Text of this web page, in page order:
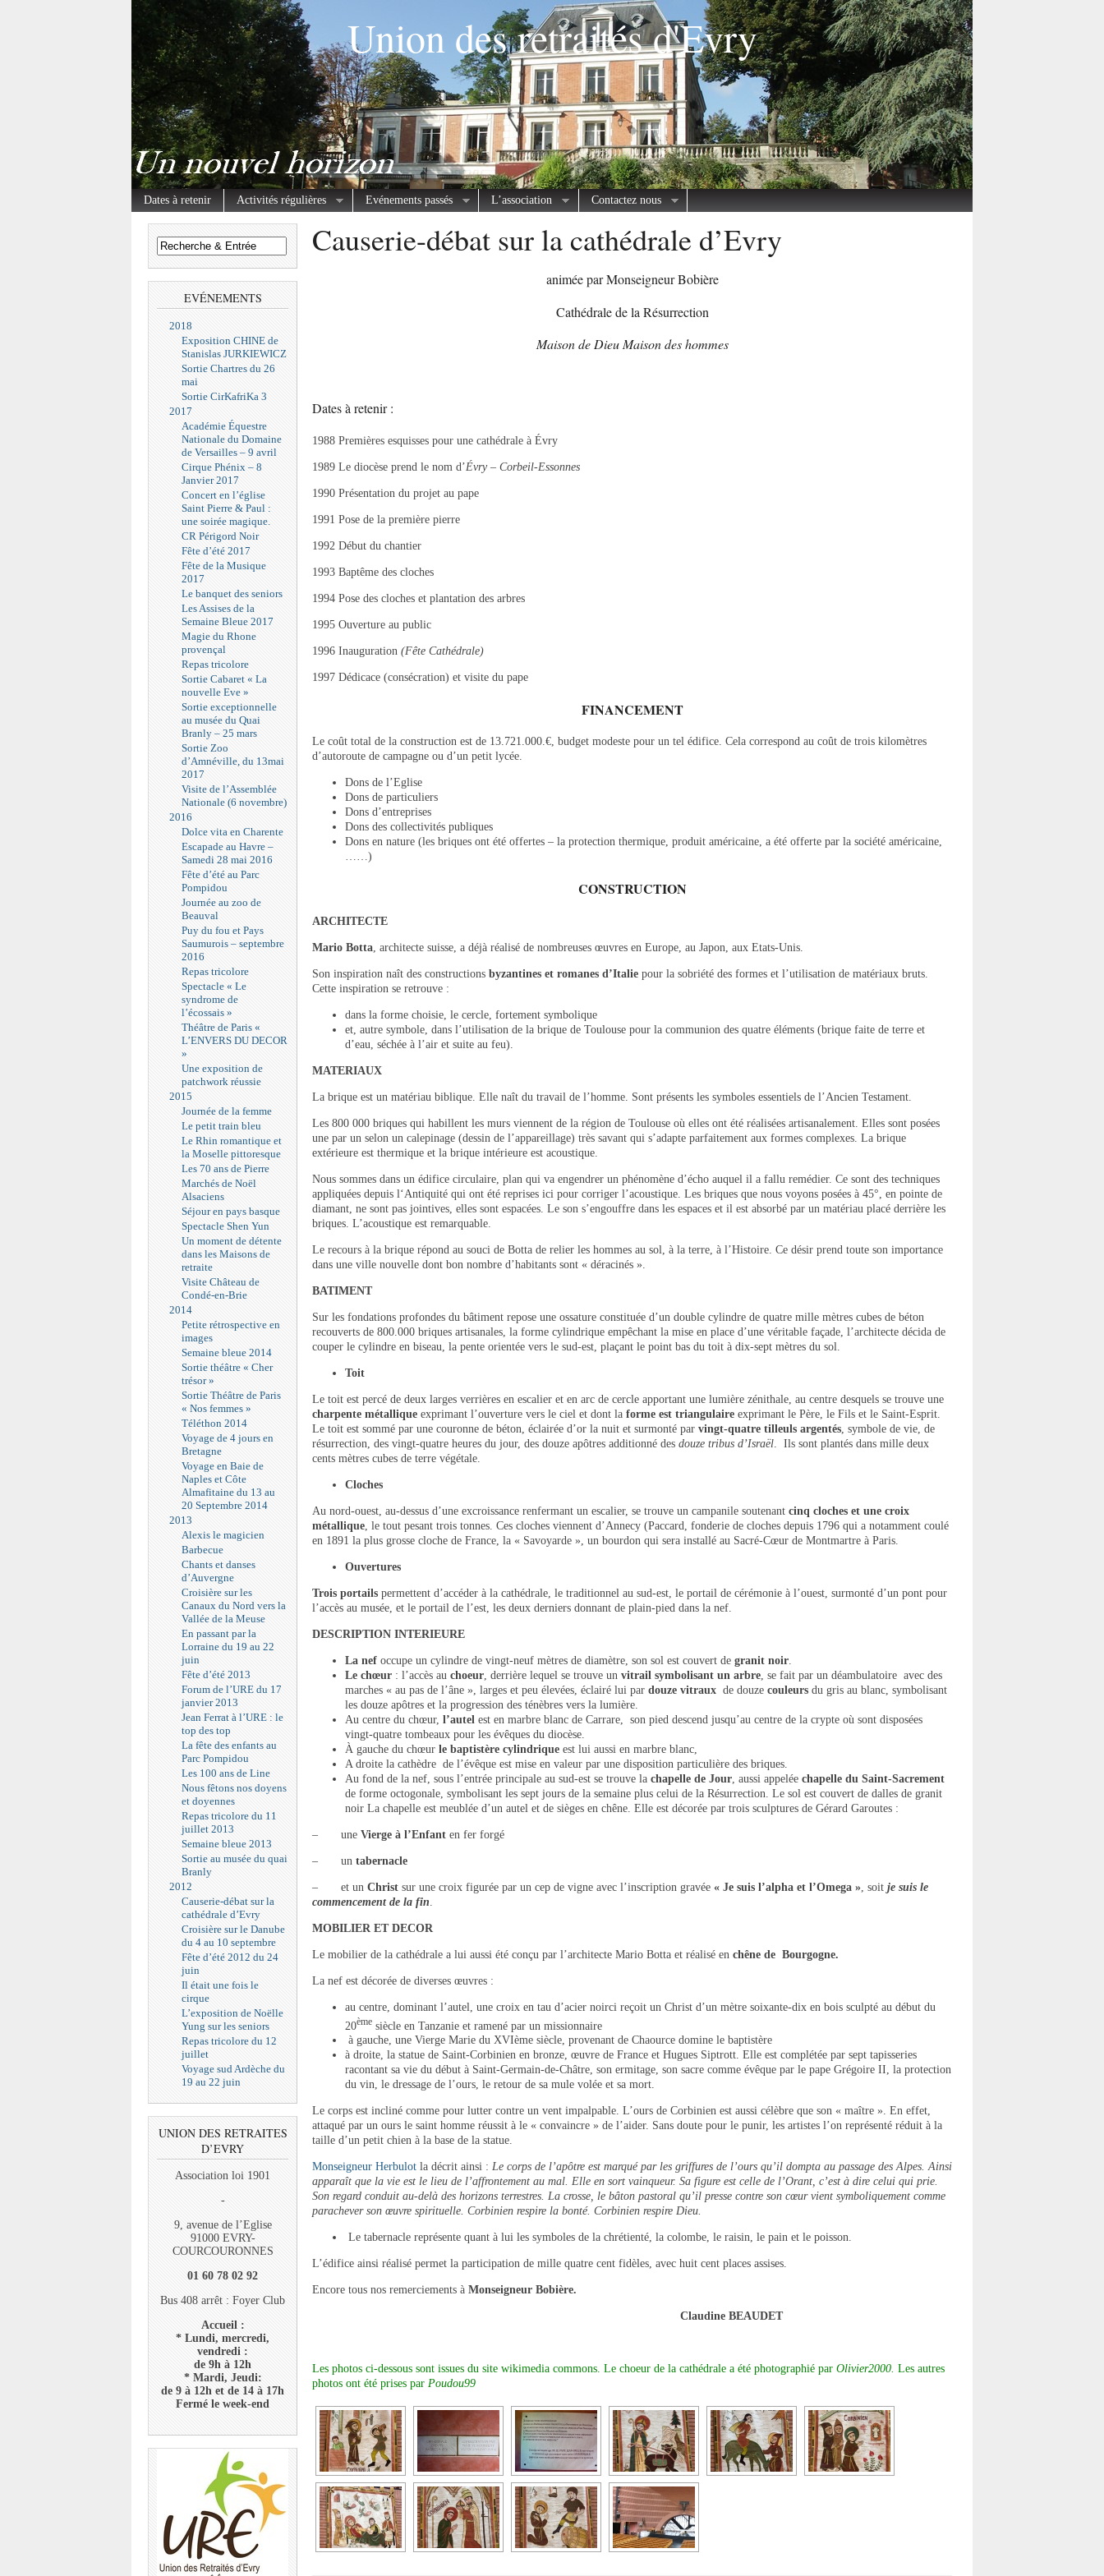
Union des retraités d'Evry
Dates à retenir Activités régulières Evénements passés L’association Contactez nous
EVÉNEMENTS
2018
Exposition CHINE de
Stanislas JURKIEWICZ
Sortie Chartres du 26
mai
Sortie CirKafriKa 3
2017
Académie Équestre
Nationale du Domaine
de Versailles – 9 avril
Cirque Phénix – 8
Janvier 2017
Concert en l’église
Saint Pierre & Paul :
une soirée magique.
CR Périgord Noir
Fête d’été 2017
Fête de la Musique
2017
Le banquet des seniors
Les Assises de la
Semaine Bleue 2017
Magie du Rhone
provençal
Repas tricolore
Sortie Cabaret « La
nouvelle Eve »
Sortie exceptionnelle
au musée du Quai
Branly – 25 mars
Sortie Zoo
d’Amnéville, du 13mai
2017
Visite de l’Assemblée
Nationale (6 novembre)
2016
Dolce vita en Charente
Escapade au Havre –
Samedi 28 mai 2016
Fête d’été au Parc
Pompidou
Journée au zoo de
Beauval
Puy du fou et Pays
Saumurois – septembre
2016
Repas tricolore
Spectacle « Le
syndrome de
l’écossais »
Théâtre de Paris «
L’ENVERS DU DECOR
»
Une exposition de
patchwork réussie
2015
Journée de la femme
Le petit train bleu
Le Rhin romantique et
la Moselle pittoresque
Les 70 ans de Pierre
Marchés de Noël
Alsaciens
Séjour en pays basque
Spectacle Shen Yun
Un moment de détente
dans les Maisons de
retraite
Visite Château de
Condé-en-Brie
2014
Petite rétrospective en
images
Semaine bleue 2014
Sortie théâtre « Cher
trésor »
Sortie Théâtre de Paris
« Nos femmes »
Téléthon 2014
Voyage de 4 jours en
Bretagne
Voyage en Baie de
Naples et Côte
Almafitaine du 13 au
20 Septembre 2014
2013
Alexis le magicien
Barbecue
Chants et danses
d’Auvergne
Croisière sur les
Canaux du Nord vers la
Vallée de la Meuse
En passant par la
Lorraine du 19 au 22
juin
Fête d’été 2013
Forum de l’URE du 17
janvier 2013
Jean Ferrat à l’URE : le
top des top
La fête des enfants au
Parc Pompidou
Les 100 ans de Line
Nous fêtons nos doyens
et doyennes
Repas tricolore du 11
juillet 2013
Semaine bleue 2013
Sortie au musée du quai
Branly
2012
Causerie-débat sur la
cathédrale d’Evry
Croisière sur le Danube
du 4 au 10 septembre
Fête d’été 2012 du 24
juin
Il était une fois le
cirque
L’exposition de Noëlle
Yung sur les seniors
Repas tricolore du 12
juillet
Voyage sud Ardèche du
19 au 22 juin
UNION DES RETRAITES
D’EVRY
Association loi 1901
-
9, avenue de l’Eglise
91000 EVRY-
COURCOURONNES
01 60 78 02 92
Bus 408 arrêt : Foyer Club
Accueil :
* Lundi, mercredi,
vendredi :
de 9h à 12h
* Mardi, Jeudi:
de 9 à 12h et de 14 à 17h
Fermé le week-end
Causerie-débat sur la cathédrale d’Evry
animée par Monseigneur Bobière
Cathédrale de la Résurrection
Maison de Dieu Maison des hommes
Dates à retenir :
1988 Premières esquisses pour une cathédrale à Évry
1989 Le diocèse prend le nom d’Évry – Corbeil-Essonnes
1990 Présentation du projet au pape
1991 Pose de la première pierre
1992 Début du chantier
1993 Baptême des cloches
1994 Pose des cloches et plantation des arbres
1995 Ouverture au public
1996 Inauguration (Fête Cathédrale)
1997 Dédicace (consécration) et visite du pape
FINANCEMENT
Le coût total de la construction est de 13.721.000.€, budget modeste pour un tel édifice. Cela correspond au coût de trois kilomètres
d’autoroute de campagne ou d’un petit lycée.
Dons de l’Eglise
Dons de particuliers
Dons d’entreprises
Dons des collectivités publiques
Dons en nature (les briques ont été offertes – la protection thermique, produit américaine, a été offerte par la société américaine,
……)
CONSTRUCTION
ARCHITECTE
Mario Botta , architecte suisse, a déjà réalisé de nombreuses œuvres en Europe, au Japon, aux Etats-Unis.
Son inspiration naît des constructions byzantines et romanes d’Italie pour la sobriété des formes et l’utilisation de matériaux bruts.
Cette inspiration se retrouve :
dans la forme choisie, le cercle, fortement symbolique
et, autre symbole, dans l’utilisation de la brique de Toulouse pour la communion des quatre éléments (brique faite de terre et
d’eau, séchée à l’air et suite au feu).
MATERIAUX
La brique est un matériau biblique. Elle naît du travail de l’homme. Sont présents les symboles essentiels de l’Ancien Testament.
Les 800 000 briques qui habillent les murs viennent de la région de Toulouse où elles ont été réalisées artisanalement. Elles sont posées
une par un selon un calepinage (dessin de l’appareillage) très savant qui s’adapte parfaitement aux formes complexes. La brique
extérieure est thermique et la brique intérieure est acoustique.
Nous sommes dans un édifice circulaire, plan qui va engendrer un phénomène d’écho auquel il a fallu remédier. Ce sont des techniques
appliquées depuis l‘Antiquité qui ont été reprises ici pour corriger l’acoustique. Les briques que nous voyons posées à 45°, en pointe de
diamant, ne sont pas jointives, elles sont espacées. Le son s’engouffre dans les espaces et il est absorbé par un matériau placé derrière les
briques. L’acoustique est remarquable.
Le recours à la brique répond au souci de Botta de relier les hommes au sol, à la terre, à l’Histoire. Ce désir prend toute son importance
dans une ville nouvelle dont bon nombre d’habitants sont « déracinés ».
BATIMENT
Sur les fondations profondes du bâtiment repose une ossature constituée d’un double cylindre de quatre mille mètres cubes de béton
recouverts de 800.000 briques artisanales, la forme cylindrique empêchant la mise en place d’une véritable façade, l’architecte décida de
couper le cylindre en biseau, la pente orientée vers le sud-est, plaçant le point bas du toit à dix-sept mètres du sol.
Toit
Le toit est percé de deux larges verrières en escalier et en arc de cercle apportant une lumière zénithale, au centre desquels se trouve une
charpente métallique exprimant l’ouverture vers le ciel et dont la forme est triangulaire exprimant le Père, le Fils et le Saint-Esprit.
Le toit est sommé par une couronne de béton, éclairée d’or la nuit et surmonté par vingt-quatre tilleuls argentés , symbole de vie, de
résurrection, des vingt-quatre heures du jour, des douze apôtres additionné des douze tribus d’Israël . Ils sont plantés dans mille deux
cents mètres cubes de terre végétale.
Cloches
Au nord-ouest, au-dessus d’une excroissance renfermant un escalier, se trouve un campanile soutenant cinq cloches et une croix
métallique , le tout pesant trois tonnes. Ces cloches viennent d’Annecy (Paccard, fonderie de cloches depuis 1796 qui a notamment coulé
en 1891 la plus grosse cloche de France, la « Savoyarde », un bourdon qui sera installé au Sacré-Cœur de Montmartre à Paris.
Ouvertures
Trois portails permettent d’accéder à la cathédrale, le traditionnel au sud-est, le portail de cérémonie à l’ouest, surmonté d’un pont pour
l’accès au musée, et le portail de l’est, les deux derniers donnant de plain-pied dans la nef.
DESCRIPTION INTERIEURE
La nef occupe un cylindre de vingt-neuf mètres de diamètre, son sol est couvert de granit noir
Le chœur : l’accès au choeur , derrière lequel se trouve un vitrail symbolisant un arbre , se fait par un déambulatoire avec des
marches « au pas de l’âne », larges et peu élevées, éclairé lui par douze vitraux de douze couleurs du gris au blanc, symbolisant
les douze apôtres et la progression des ténèbres vers la lumière.
Au centre du chœur, l’autel est en marbre blanc de Carrare, son pied descend jusqu’au centre de la crypte où sont disposées
vingt-quatre tombeaux pour les évêques du diocèse.
À gauche du chœur le baptistère cylindrique est lui aussi en marbre blanc,
A droite la cathèdre de l’évêque est mise en valeur par une disposition particulière des briques.
Au fond de la nef, sous l’entrée principale au sud-est se trouve la chapelle de Jour , aussi appelée chapelle du Saint-Sacrement
de forme octogonale, symbolisant les sept jours de la semaine plus celui de la Résurrection. Le sol est couvert de dalles de granit
noir La chapelle est meublée d’un autel et de sièges en chêne. Elle est décorée par trois sculptures de Gérard Garoutes :
– une Vierge à l’Enfant en fer forgé
– un tabernacle
– et un Christ sur une croix figurée par un cep de vigne avec l’inscription gravée « Je suis l’alpha et l’Omega » , soit je suis le
commencement de la fin
MOBILIER ET DECOR
Le mobilier de la cathédrale a lui aussi été conçu par l’architecte Mario Botta et réalisé en chêne de Bourgogne.
La nef est décorée de diverses œuvres :
au centre, dominant l’autel, une croix en tau d’acier noirci reçoit un Christ d’un mètre soixante-dix en bois sculpté au début du
20ème siècle en Tanzanie et ramené par un missionnaire
à gauche, une Vierge Marie du XVIème siècle, provenant de Chaource domine le baptistère
à droite, la statue de Saint-Corbinien en bronze, œuvre de France et Hugues Siptrott. Elle est complétée par sept tapisseries
racontant sa vie du début à Saint-Germain-de-Châtre, son ermitage, son sacre comme évêque par le pape Grégoire II, la protection
du vin, le dressage de l’ours, le retour de sa mule volée et sa mort.
Le corps est incliné comme pour lutter contre un vent impalpable. L’ours de Corbinien est aussi célèbre que son « maître ». En effet,
attaqué par un ours le saint homme réussit à le « convaincre » de l’aider. Sans doute pour le punir, les artistes l’on représenté réduit à la
taille d’un petit chien à la base de la statue.
Monseigneur Herbulot la décrit ainsi : Le corps de l’apôtre est marqué par les griffures de l’ours qu’il dompta au passage des Alpes. Ainsi
apparaît que la vie est le lieu de l’affrontement au mal. Elle en sort vainqueur. Sa figure est celle de l’Orant, c’est à dire celui qui prie.
Son regard conduit au-delà des horizons terrestres. La crosse, le bâton pastoral qu’il presse contre son cœur vient symboliquement comme
parachever son œuvre spirituelle. Corbinien respire la bonté. Corbinien respire Dieu.
Le tabernacle représente quant à lui les symboles de la chrétienté, la colombe, le raisin, le pain et le poisson.
L’édifice ainsi réalisé permet la participation de mille quatre cent fidèles, avec huit cent places assises.
Encore tous nos remerciements à Monseigneur Bobière.
Claudine BEAUDET
Les photos ci-dessous sont issues du site wikimedia commons. Le choeur de la cathédrale a été photographié par Olivier2000. Les autres
photos ont été prises par Poudou99